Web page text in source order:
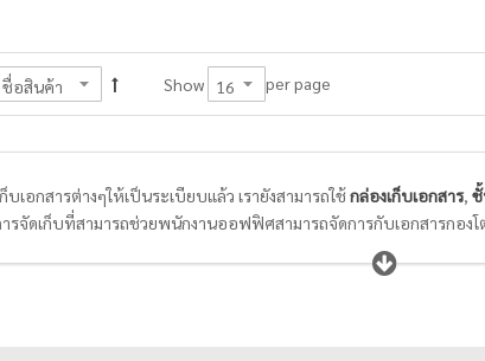
Show per page
เอกสารต่างๆให้เป็นระเบียบแล้ว เรายังสามารถใช้กล่องเก็บเอกสาร, ชั้
จัดเก็บที่สามารถช่วยพนักงานออฟฟิศสามารถจัดการกับเอกสารกองโ